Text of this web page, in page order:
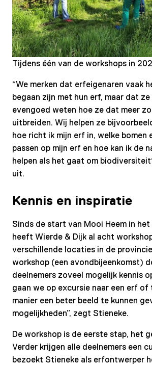
Tijdens één van de workshops in
“We merken dat erfeigenaren vaak
begaan zijn met hun erf, maar dat
evengoed weten hoe ze dat meer
uitbreiden. Wij helpen ze
hoe richt ik mijn erf in, welke bomen
passen op mijn erf en hoe kan ik de
helpen als het gaat om
uit.
Kennis en inspiratie
Sinds de start van Mooi Heem in het
heeft Wierde & Dijk al acht
verschillende locaties in de
workshop (een avondbijeenkomst)
deelnemers zoveel mogelijk kennis
gaan we op excursie naar een erf of
manier een beter beeld te kunnen
mogelijkheden”, zegt Stieneke.
De workshop is de eerste stap, het
Verder krijgen alle deelnemers een
bezoekt Stieneke als erfontwerper